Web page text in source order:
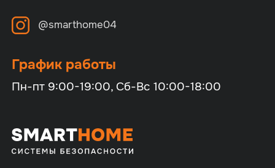
@smarthome04
График работы
Пн-пт 9:00-19:00, Сб-Вс 10:00-18:00